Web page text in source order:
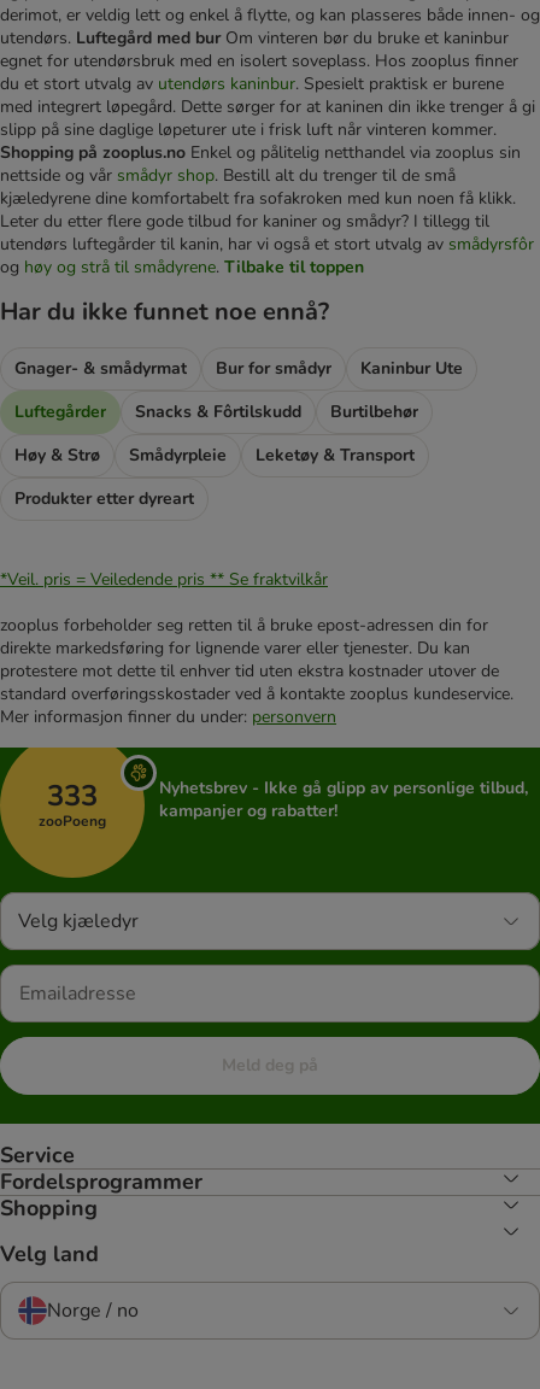
derimot, er veldig lett og enkel å flytte, og kan plasseres både innen- og
utendørs. Luftegård med burOm vinteren bør du bruke et kaninbur
egnet for utendørsbruk med en isolert soveplass. Hos zooplus finner
du et stort utvalg av utendørs kaninbur. Spesielt praktisk er burene
med integrert løpegård. Dette sørger for at kaninen din ikke trenger å gi
slipp på sine daglige løpeturer ute i frisk luft når vinteren kommer.
Shopping på zooplus.no Enkel og pålitelig netthandel via zooplus sin
nettside og vår smådyr shop. Bestill alt du trenger til de små
kjæledyrene dine komfortabelt fra sofakroken med kun noen få klikk.
Leter du etter flere gode tilbud for kaniner og smådyr? I tillegg til
utendørs luftegårder til kanin, har vi også et stort utvalg av smådyrsfôr
og høy og strå til smådyrene. Tilbake til toppen
Har du ikke funnet noe ennå?
Gnager- & smådyrmat Bur for smådyr
Kaninbur Ute
Luftegårder
Snacks & Fôrtilskudd
Burtilbehør
Høy & Strø
Smådyrpleie
Leketøy & Transport
Produkter etter dyreart
*Veil. pris = Veiledende pris ** Se fraktvilkår
zooplus forbeholder seg retten til å bruke epost-adressen din for
direkte markedsføring for lignende varer eller tjenester. Du kan
protestere mot dette til enhver tid uten ekstra kostnader utover de
standard overføringsskostader ved å kontakte zooplus kundeservice.
Mer informasjon finner du under: personvern
333
zooPoeng
Nyhetsbrev - Ikke gå glipp av personlige tilbud,
kampanjer og rabatter!
Velg kjæledyr
Meld deg på
Service
Fordelsprogrammer
Shopping
Velg land
Norge / no